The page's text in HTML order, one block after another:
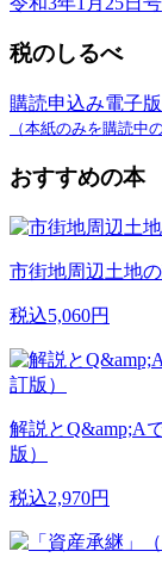
税のしるべ
購読申込み電子
（本紙のみを購読中の
おすすめの本
市街地周辺土地
税込5,060円
解説とQ&amp;A
版）
税込2,970円